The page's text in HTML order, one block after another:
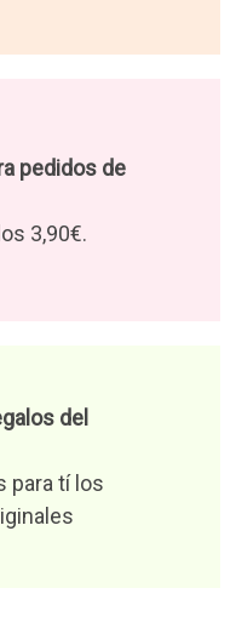
pedidos de
3,90€.
del
para tí los